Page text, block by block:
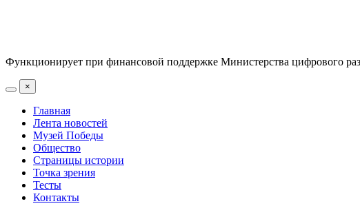
Функционирует при финансовой поддержке Министерства цифрового
×
Главная
Лента новостей
Музей Победы
Общество
Страницы истории
Точка зрения
Тесты
Контакты